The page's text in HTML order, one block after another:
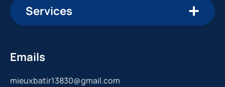
Services
Emails
mieuxbatir13830@gmail.com